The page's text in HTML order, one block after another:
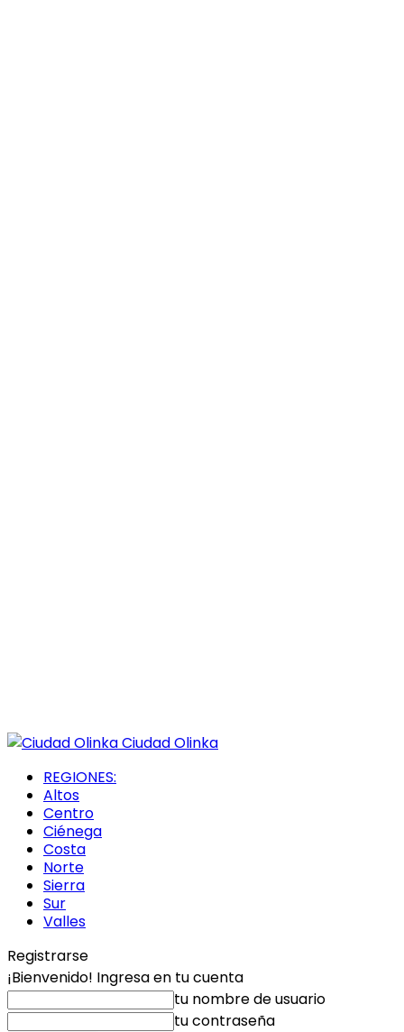
Ciudad Olinka
REGIONES:
Altos
Centro
Ciénega
Costa
Norte
Sierra
Sur
Valles
Registrarse
¡Bienvenido! Ingresa en tu cuenta
tu nombre de usuario
tu contraseña